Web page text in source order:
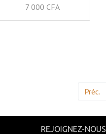
7 000 CFA
Préc.
REJOIGNEZ-NOUS